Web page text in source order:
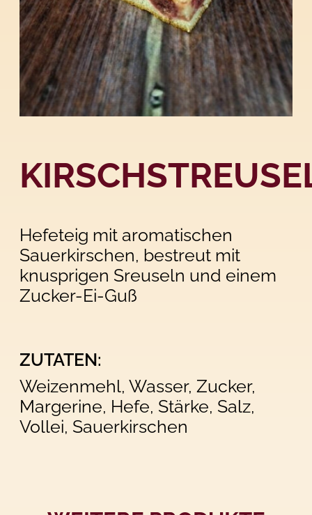
Hefeteig mit aromatischen
Sauerkirschen, bestreut mit
knusprigen Sreuseln und einem
Zucker-Ei-Guß
ZUTATEN:
Weizenmehl, Wasser, Zucker,
Margerine, Hefe, Stärke, Salz,
Vollei, Sauerkirschen